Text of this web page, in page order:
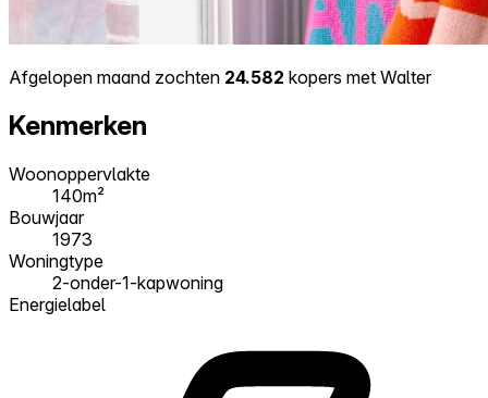
Afgelopen maand zochten 24.582 kopers met Walter
Kenmerken
Woonoppervlakte
140m²
Bouwjaar
1973
Woningtype
2-onder-1-kapwoning
Energielabel